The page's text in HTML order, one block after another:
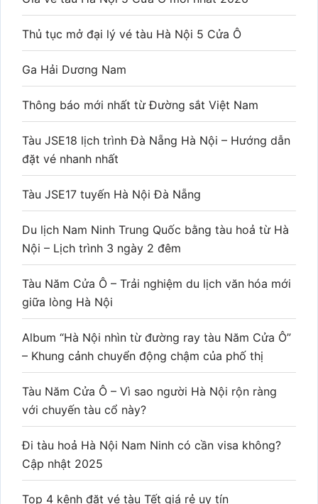
Thủ tục mở đại lý vé tàu Hà Nội 5 Cửa Ô
Ga Hải Dương Nam
Thông báo mới nhất từ Đường sắt Việt Nam
Tàu JSE18 lịch trình Đà Nẵng Hà Nội – Hướng dẫn
đặt vé nhanh nhất
Tàu JSE17 tuyến Hà Nội Đà Nẵng
Du lịch Nam Ninh Trung Quốc bằng tàu hoả từ Hà
Nội – Lịch trình 3 ngày 2 đêm
Tàu Năm Cửa Ô – Trải nghiệm du lịch văn hóa mới
giữa lòng Hà Nội
Album “Hà Nội nhìn từ đường ray tàu Năm Cửa Ô”
– Khung cảnh chuyển động chậm của phố thị
Tàu Năm Cửa Ô – Vì sao người Hà Nội rộn ràng
với chuyến tàu cổ này?
Đi tàu hoả Hà Nội Nam Ninh có cần visa không?
Cập nhật 2025
Top 4 kênh đặt vé tàu Tết giá rẻ uy tín